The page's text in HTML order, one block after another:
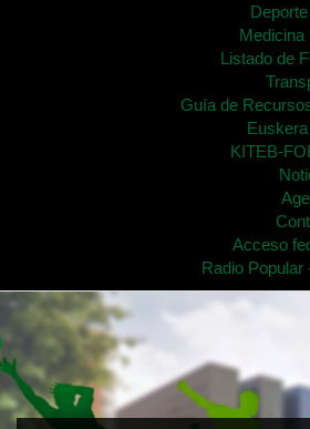
Medicina
Listado de
Guía de
KITEB-
Acceso
Radio Popular